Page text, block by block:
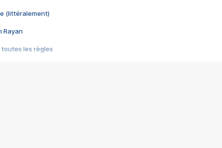
(littéralement)
Rayan
toutes les règles